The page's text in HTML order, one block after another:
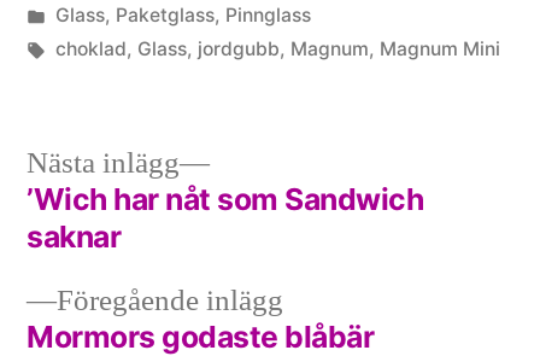
av
Publicerat
i
Glass, Paketglass, Pinnglass
Etiketter:
choklad, Glass, jordgubb, Magnum, Magnum Mini
Inläggsnavigering
Föregående inlägg
inlägg:
Mormors godaste blåbär
Nästa inlägg
Nästa
inlägg:
’Wich har nåt som Sandwich
saknar